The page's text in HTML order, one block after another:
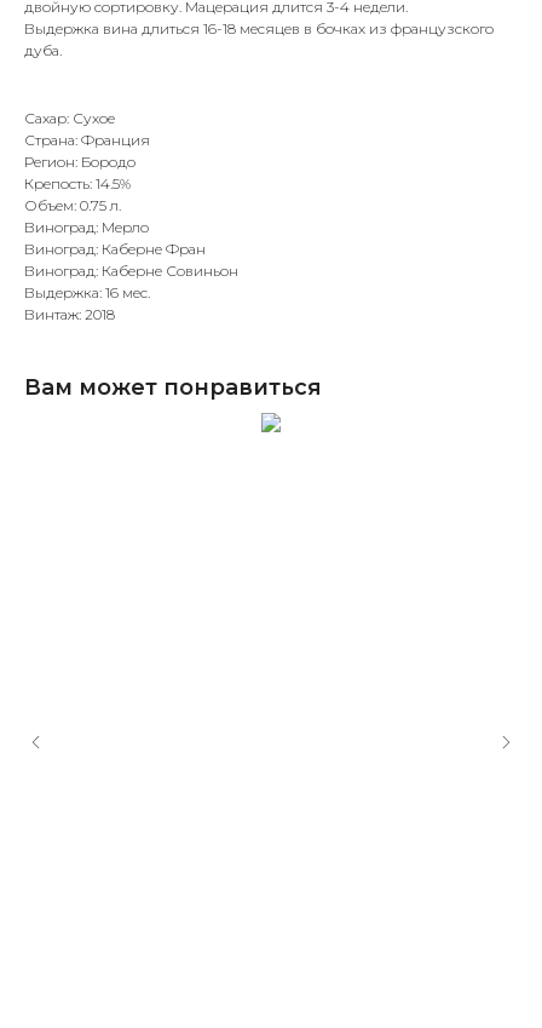
двойную сортировку. Мацерация длится 3-4 недели.
Выдержка вина длиться 16-18 месяцев в бочках из французского
дуба.
Сахар: Сухое
Страна: Франция
Регион: Бородо
Крепость: 14.5%
Объем: 0.75 л.
Виноград: Мерло
Виноград: Каберне Фран
Виноград: Каберне Совиньон
Выдержка: 16 мес.
Винтаж: 2018
Вам может понравиться